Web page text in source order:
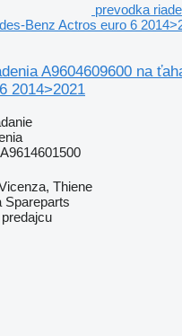
prevodka
Benz Actros euro 6
A9604609600 na
2014>2021
Thiene
Spareparts